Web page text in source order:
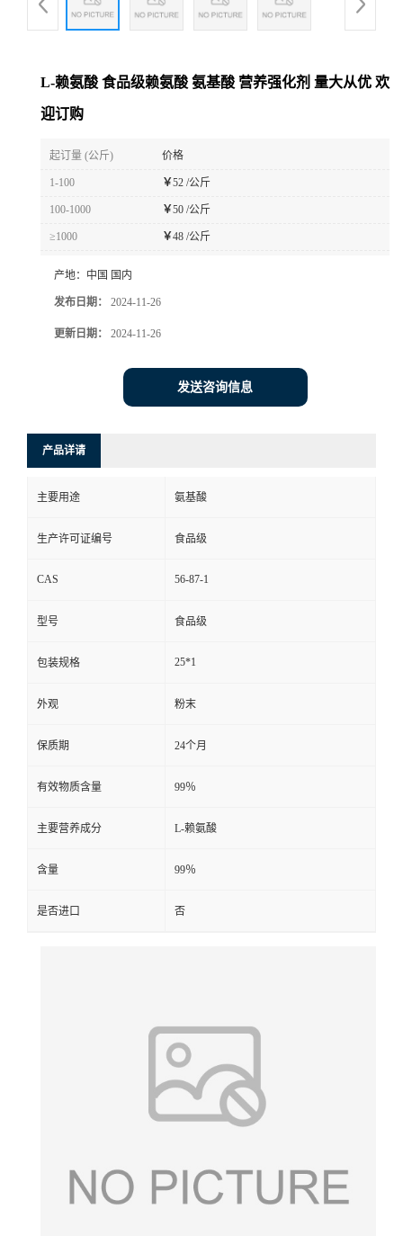
L-赖氨酸 食品级赖氨酸 氨基酸 营养强化剂 量大从优 欢
迎订购
起订量 (公斤) 价格
1-100 ￥52 /公斤
100-1000 ￥50 /公斤
≥1000 ￥48 /公斤
产地： 中国 国内
发布日期： 2024-11-26
更新日期： 2024-11-26
发送咨询信息
产品详请
主要用途 氨基酸
生产许可证编号 食品级
CAS 56-87-1
型号 食品级
包装规格 25*1
外观 粉末
保质期 24个月
有效物质含量 99％
主要营养成分 L-赖氨酸
含量 99％
是否进口 否